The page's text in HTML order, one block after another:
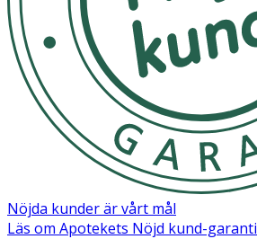
Nöjda kunder är vårt mål
Läs om Apotekets Nöjd kund-garanti